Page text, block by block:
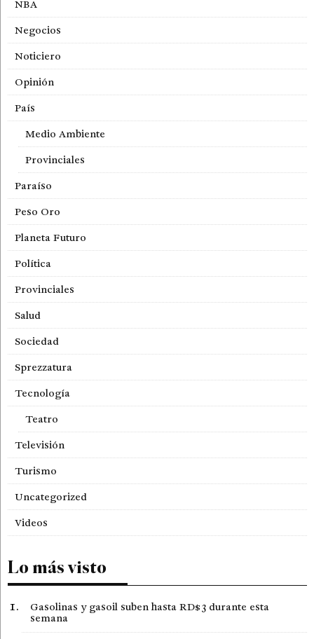
NBA
Negocios
Noticiero
Opinión
País
Medio Ambiente
Provinciales
Paraíso
Peso Oro
Planeta Futuro
Política
Provinciales
Salud
Sociedad
Sprezzatura
Tecnología
Teatro
Televisión
Turismo
Uncategorized
Videos
Lo más visto
Gasolinas y gasoil suben hasta RD$3 durante esta
semana